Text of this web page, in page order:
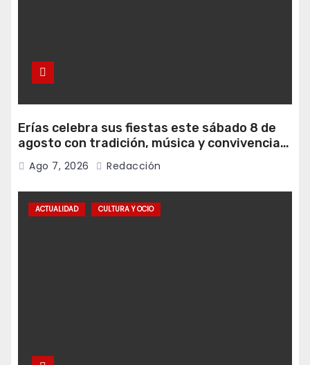
Erías celebra sus fiestas este sábado 8 de
agosto con tradición, música y convivencia
vecinal
Ago 7, 2026 Redacción
ACTUALIDAD CULTURA Y OCIO